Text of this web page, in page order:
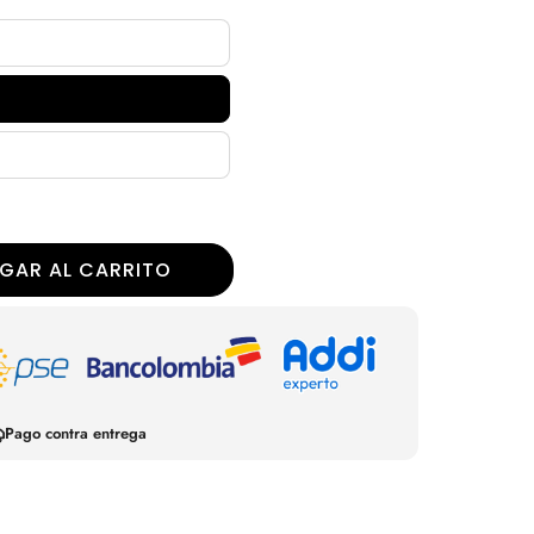
AL CARRITO
Pago contra entrega